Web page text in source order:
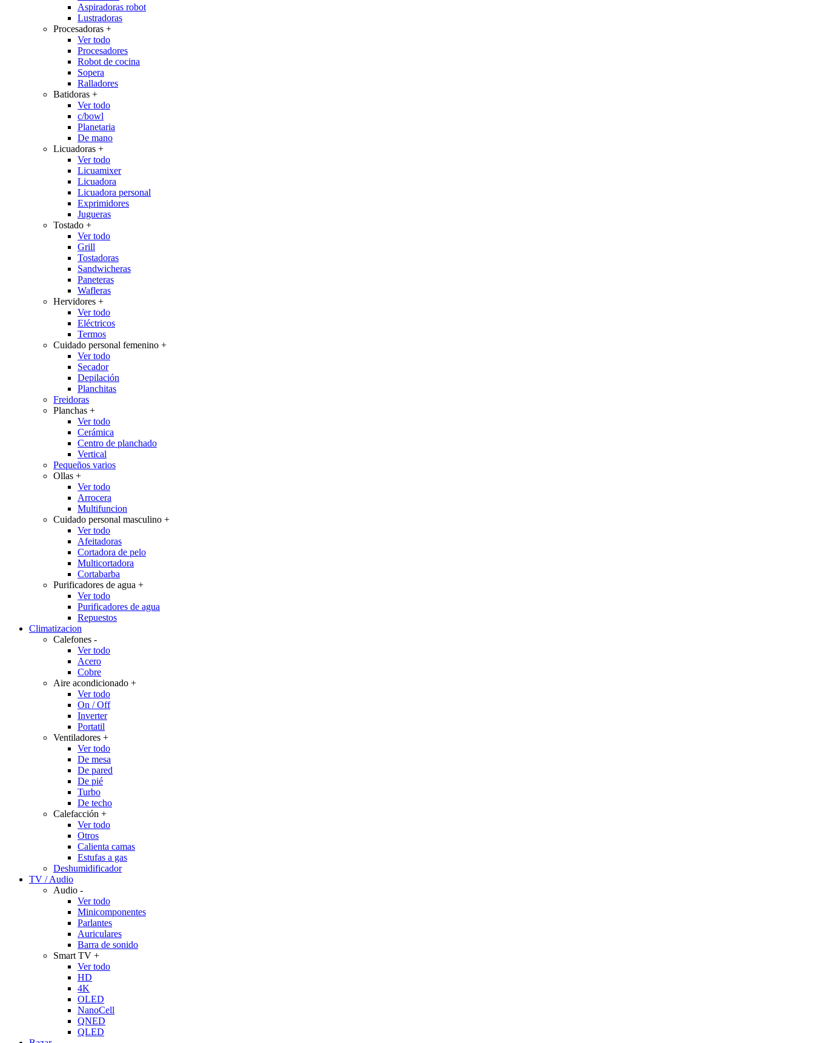
Aspiradoras robot
Lustradoras
Procesadoras +
Ver todo
Procesadores
Robot de cocina
Sopera
Ralladores
Batidoras +
Ver todo
c/bowl
Planetaria
De mano
Licuadoras +
Ver todo
Licuamixer
Licuadora
Licuadora personal
Exprimidores
Jugueras
Tostado +
Ver todo
Grill
Tostadoras
Sandwicheras
Paneteras
Wafleras
Hervidores +
Ver todo
Eléctricos
Termos
Cuidado personal femenino +
Ver todo
Secador
Depilación
Planchitas
Freidoras
Planchas +
Ver todo
Cerámica
Centro de planchado
Vertical
Pequeños varios
Ollas +
Ver todo
Arrocera
Multifuncion
Cuidado personal masculino +
Ver todo
Afeitadoras
Cortadora de pelo
Multicortadora
Cortabarba
Purificadores de agua +
Ver todo
Purificadores de agua
Repuestos
Climatizacion
Calefones -
Ver todo
Acero
Cobre
Aire acondicionado +
Ver todo
On / Off
Inverter
Portatil
Ventiladores +
Ver todo
De mesa
De pared
De pié
Turbo
De techo
Calefacción +
Ver todo
Otros
Calienta camas
Estufas a gas
Deshumidificador
TV / Audio
Audio -
Ver todo
Minicomponentes
Parlantes
Auriculares
Barra de sonido
Smart TV +
Ver todo
HD
4K
OLED
NanoCell
QNED
QLED